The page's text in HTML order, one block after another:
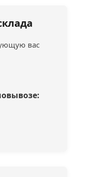
вас